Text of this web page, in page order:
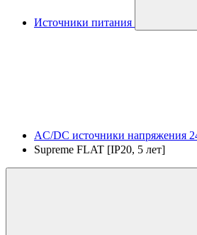
Источники питания
AC/DC источники напряжения
Supreme FLAT [IP20, 5 лет]